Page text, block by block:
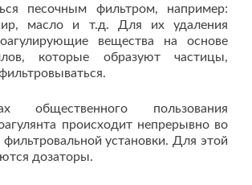
песочным фильтром, например:
масло и т.д. Для их удаления
вещества на основе
которые образуют частицы,
общественного пользования
происходит непрерывно во
установки. Для этой
дозаторы.